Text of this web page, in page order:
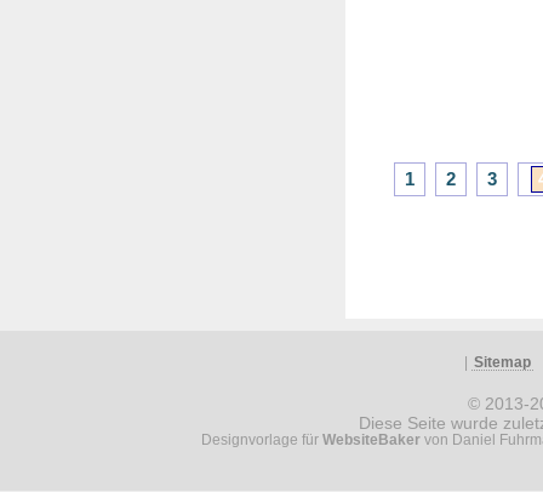
1 2 3
Sitemap
© 2013-
Diese Seite wurde
Designvorlage für WebsiteBakervon Daniel